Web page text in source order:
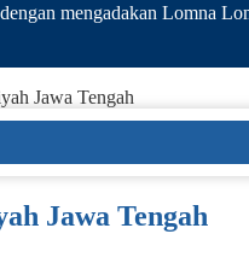
mengadakan Lomna
Jawa Tengah
Jawa Tengah